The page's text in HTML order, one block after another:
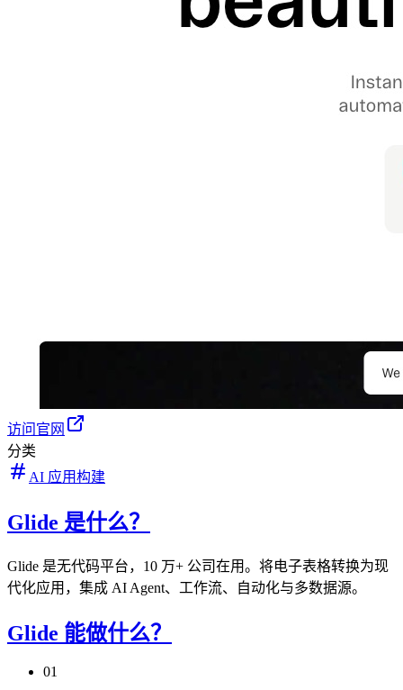
访问官网
分类
AI 应用构建
Glide 是什么？
Glide 是无代码平台，10 万+ 公司在用。将电子表格转换为现
代化应用，集成 AI Agent、工作流、自动化与多数据源。
Glide 能做什么？
01